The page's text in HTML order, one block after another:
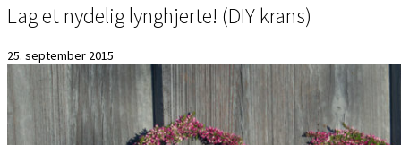
Lag et nydelig lynghjerte! (DIY krans)
25. september 2015